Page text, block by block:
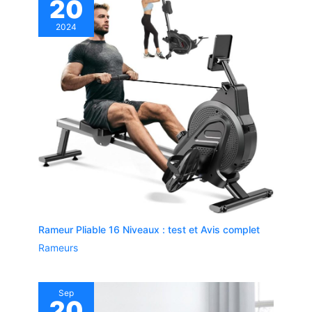
sportif confirmé, cet appareil de fitness
répondra à vos besoins et vous aidera à
développer vos muscles, à brûler des calories
et à atteindre facilement vos objectifs. C’est le
choix idéal pour s’entraîner chez soi.
20
2024
Rameur Pliable 16 Niveaux : test et Avis complet
Rameurs
Sep